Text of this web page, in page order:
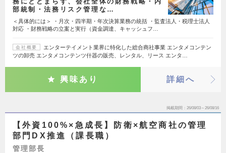
部統制・法務リスク管理な…
＜具体的には＞ ・月次・四半期・年次決算業務の統括 ・監査法人・税理士法人
対応 ・財務戦略の立案と実行（資金調達、キャッシュフ…
会社概要
エンターテイメント業界に特化した総合商社事業 エンタメコンテン
ツの卸売 エンタメコンテンツ什器の販売、レンタル、リース エンタ…
興味あり 詳細へ
掲載期間 26/08/03～26/08/16
【外資100%×急成長】防衛×航空商社の管理
部門DX推進（課長職）
管理部長